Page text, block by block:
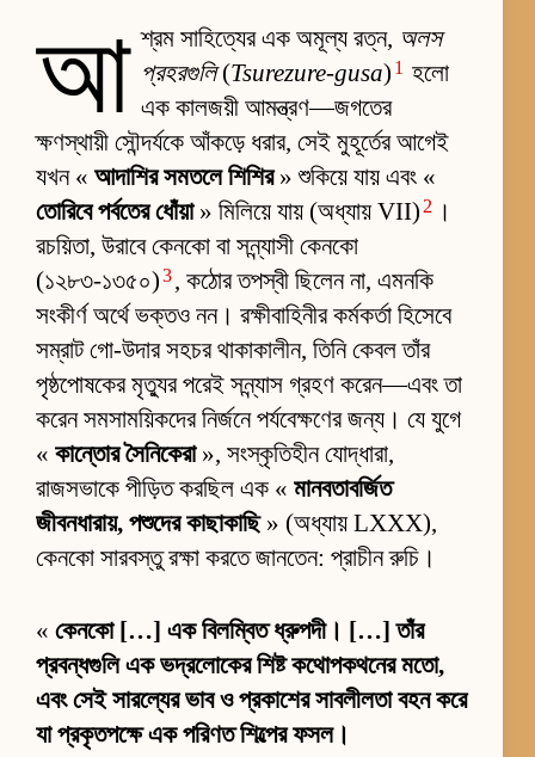
আ শ্রম সাহিত্যের এক অমূল্য রত্ন, অলস
প্রহরগুলি(Tsurezure-gusa) 1 হলো
এক কালজয়ী আমন্ত্রণ—জগতের
ক্ষণস্থায়ী সৌন্দর্যকে আঁকড়ে ধরার, সেই মুহূর্তের আগেই
যখন « আদাশির সমতলে শিশির» শুকিয়ে যায় এবং «
তোরিবে পর্বতের ধোঁয়া» মিলিয়ে যায় (অধ্যায় VII) 2 ।
রচয়িতা, উরাবে কেনকো বা সন্ন্যাসী কেনকো
(১২৮৩-১৩৫০)3, কঠোর তপস্বী ছিলেন না, এমনকি
সংকীর্ণ অর্থে ভক্তও নন। রক্ষীবাহিনীর কর্মকর্তা হিসেবে
সম্রাট গো-উদার সহচর থাকাকালীন, তিনি কেবল তাঁর
পৃষ্ঠপোষকের মৃত্যুর পরেই সন্ন্যাস গ্রহণ করেন—এবং তা
করেন সমসাময়িকদের নির্জনে পর্যবেক্ষণের জন্য। যে যুগে
« কান্তোর সৈনিকেরা», সংস্কৃতিহীন যোদ্ধারা,
রাজসভাকে পীড়িত করছিল এক « মানবতাবর্জিত
জীবনধারায়, পশুদের কাছাকাছি» (অধ্যায় LXXX),
কেনকো সারবস্তু রক্ষা করতে জানতেন: প্রাচীন রুচি।
« কেনকো […] এক বিলম্বিত ধ্রুপদী। […] তাঁর
প্রবন্ধগুলি এক ভদ্রলোকের শিষ্ট কথোপকথনের মতো,
এবং সেই সারল্যের ভাব ও প্রকাশের সাবলীলতা বহন করে
যা প্রকৃতপক্ষে এক পরিণত শিল্পের ফসল।